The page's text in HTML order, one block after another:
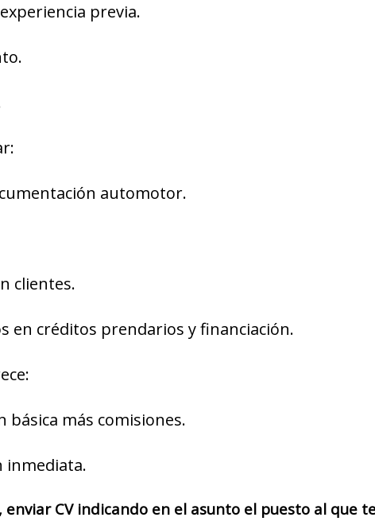
previa.
automotor.
clientes.
en créditos prendarios y financiación.
básica más comisiones.
inmediata.
enviar CV indicando en el asunto el puesto al que